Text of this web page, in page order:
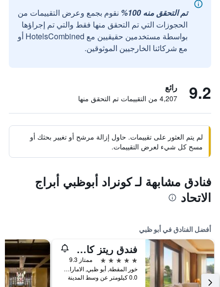
تم التحقق منه 100%
نقوم بجمع وعرض التقييمات من
الحجوزات التي تم التحقق منها فقط والتي تم إجراؤها
بواسطة مستخدمين حقيقيين مع HotelsCombined أو
مع شركائنا الخارجيين الموثوقين.
9.2 رائع
4,207 من التقييمات تم التحقق منها
لم يتم العثور على تقييمات. حاول إزالة مرشح أو تغيير بحثك أو
مسح كل شيء لعرض التقييمات.
فنادق مشابهة لـ كونراد أبوظبي أبراج
الاتحاد
أفضل الفنادق في أبو ظبي
فندق ريتز كارلتون أبوظبي، القناة الكبرى
5 نجوم
ممتاز 9.3
خور المقطة, أبو ظبي, الامارات العربية المتحدة
0.0 كيلومتر عن وسط المدينة